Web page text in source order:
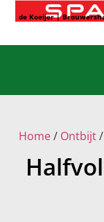
de Koeijer |
Home/ Ontbijt/